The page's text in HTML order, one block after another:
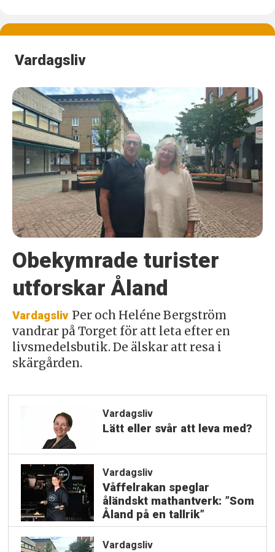
Vardagsliv
Obekymrade turister
utforskar Åland
Vardagsliv Per och Heléne Bergström
vandrar på Torget för att leta efter en
livsmedelsbutik. De älskar att resa i
skärgården.
Vardagsliv
Lätt eller svår att leva med?
Vardagsliv
Våffelrakan speglar
åländskt mathantverk: ”Som
Åland på en tallrik”
Vardagsliv